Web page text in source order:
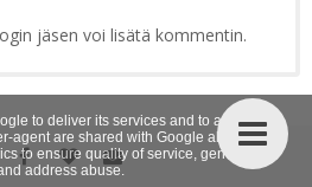
jäsen voi lisätä kommentin.
to deliver its services and to analyze
agent are shared with Google along with
to ensure quality of service, generate
address abuse.